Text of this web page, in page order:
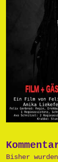
Bisher